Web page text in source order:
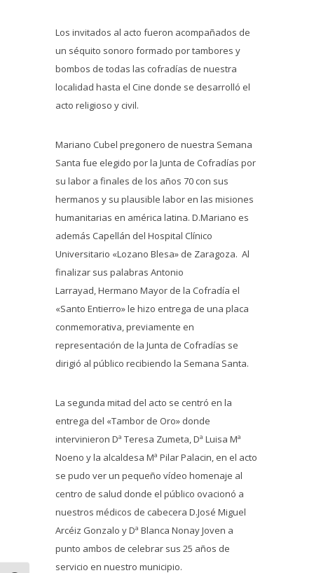
Los invitados al acto fueron acompañados de
un séquito sonoro formado por tambores y
bombos de todas las cofradías de nuestra
localidad hasta el Cine donde se desarrolló el
acto religioso y civil.
Mariano Cubel pregonero de nuestra Semana
Santa fue elegido por la Junta de Cofradías por
su labor a finales de los años 70 con sus
hermanos y su plausible labor en las misiones
humanitarias en américa latina. D.Mariano es
además Capellán del Hospital Clínico
Universitario «Lozano Blesa» de Zaragoza. Al
finalizar sus palabras Antonio
Larrayad, Hermano Mayor de la Cofradía el
«Santo Entierro» le hizo entrega de una placa
conmemorativa, previamente en
representación de la Junta de Cofradías se
dirigió al público recibiendo la Semana Santa.
La segunda mitad del acto se centró en la
entrega del «Tambor de Oro» donde
intervinieron Dª Teresa Zumeta, Dª Luisa Mª
Noeno y la alcaldesa Mª Pilar Palacin, en el acto
se pudo ver un pequeño vídeo homenaje al
centro de salud donde el público ovacionó a
nuestros médicos de cabecera D.José Miguel
Arcéiz Gonzalo y Dª Blanca Nonay Joven a
punto ambos de celebrar sus 25 años de
servicio en nuestro municipio.